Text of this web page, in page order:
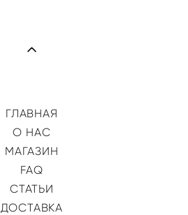
ГЛАВНАЯ
О НАС
МАГАЗИН
FAQ
СТАТЬИ
ДОСТАВКА